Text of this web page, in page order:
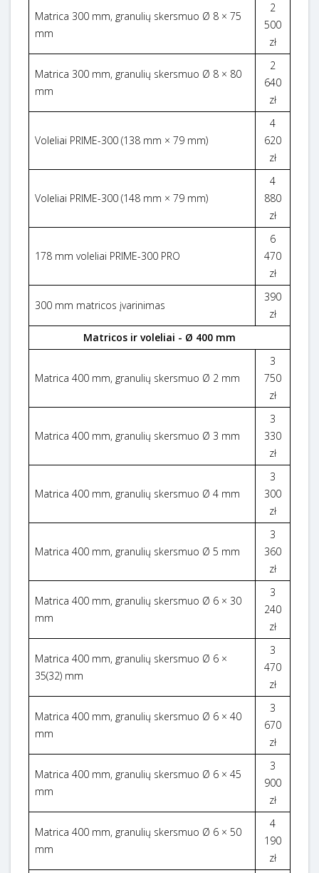
Matrica 300 mm, granulių skersmuo Ø 8 × 75
mm
2
500
zł
Matrica 300 mm, granulių skersmuo Ø 8 × 80
mm
2
640
zł
Voleliai PRIME-300 (138 mm × 79 mm)
4
620
zł
Voleliai PRIME-300 (148 mm × 79 mm)
4
880
zł
178 mm voleliai PRIME-300 PRO
6
470
zł
300 mm matricos įvarinimas
390
zł
Matricos ir voleliai - Ø 400 mm
Matrica 400 mm, granulių skersmuo Ø 2 mm
3
750
zł
Matrica 400 mm, granulių skersmuo Ø 3 mm
3
330
zł
Matrica 400 mm, granulių skersmuo Ø 4 mm
3
300
zł
Matrica 400 mm, granulių skersmuo Ø 5 mm
3
360
zł
Matrica 400 mm, granulių skersmuo Ø 6 × 30
mm
3
240
zł
Matrica 400 mm, granulių skersmuo Ø 6 ×
35(32) mm
3
470
zł
Matrica 400 mm, granulių skersmuo Ø 6 × 40
mm
3
670
zł
Matrica 400 mm, granulių skersmuo Ø 6 × 45
mm
3
900
zł
Matrica 400 mm, granulių skersmuo Ø 6 × 50
mm
4
190
zł